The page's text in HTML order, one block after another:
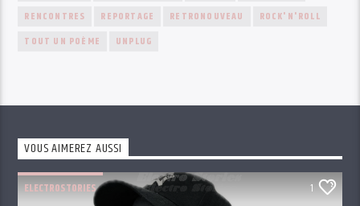
RENCONTRES
REPORTAGE RETRONOUVEAU
ROCK'N'ROLL
TOUT UN POÈME
UNPLUG
VOUS AIMEREZ AUSSI
ELECTROSTORIES 1